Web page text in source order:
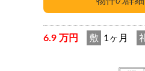
6.9 万円 敷 1ヶ月